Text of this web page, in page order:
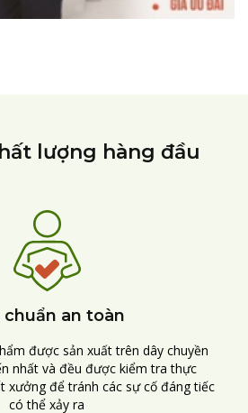
lượng hàng đầu
an toàn
được sản xuất trên dây chuyền
nhất và đều được kiểm tra thực
xưởng để tránh các sự cố đáng tiếc
có thể xảy ra